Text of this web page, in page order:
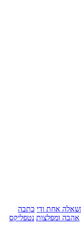
כתבה
אהבה ומפלצות נטפליקס